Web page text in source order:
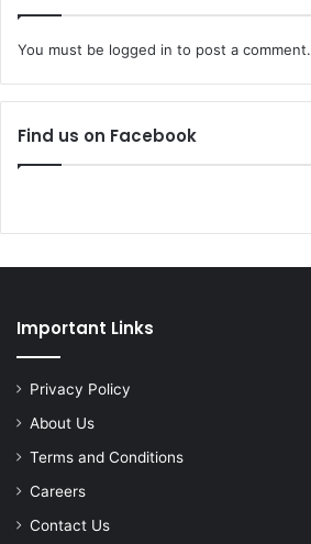
You must be logged in to post a comment.
Find us on Facebook
Important Links
Privacy Policy
About Us
Terms and Conditions
Careers
Contact Us